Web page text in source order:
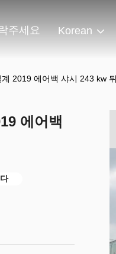
주세요 Korean
2019 에어백 샤시 243 kw
에어백